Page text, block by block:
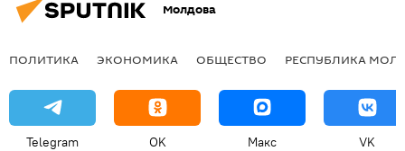
Молдова
ПОЛИТИКА ЭКОНОМИКА ОБЩЕСТВО РЕСПУБЛИКА
Telegram OK Макс VK